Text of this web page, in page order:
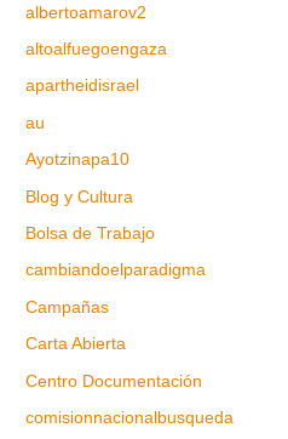
albertoamarov2
altoalfuegoengaza
apartheidisrael
au
Ayotzinapa10
Blog y Cultura
Bolsa de Trabajo
cambiandoelparadigma
Campañas
Carta Abierta
Centro Documentación
comisionnacionalbusqueda